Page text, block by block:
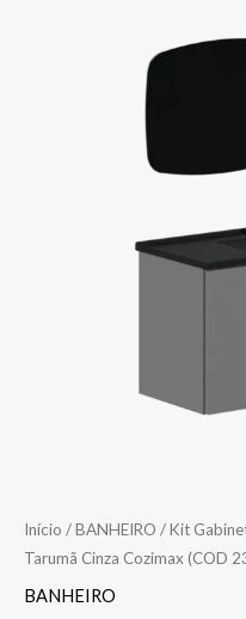
Início /BANHEIRO / Kit
Tarumã Cinza Cozimax (COD
BANHEIRO